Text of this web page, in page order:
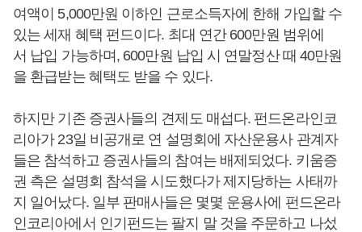
여액이 5,000만원 이하인 근로소득자에 한해 가입할 수
있는 세재 혜택 펀드이다. 최대 연간 600만원 범위에
서 납입 가능하며, 600만원 납입 시 연말정산 때 40만원
을 환급받는 혜택도 받을 수 있다.
하지만 기존 증권사들의 견제도 매섭다. 펀드온라인코
리아가 23일 비공개로 연 설명회에 자산운용사 관계자
들은 참석하고 증권사들의 참여는 배제되었다. 키움증
권 측은 설명회 참석을 시도했다가 제지당하는 사태까
지 일어났다. 일부 판매사들은 몇몇 운용사에 펀드온라
인코리아에서 인기펀드는 팔지 말 것을 주문하고 나섰